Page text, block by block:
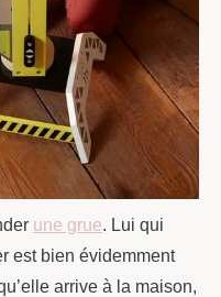
une grue. Lui qui
est bien évidemment
arrive à la maison,